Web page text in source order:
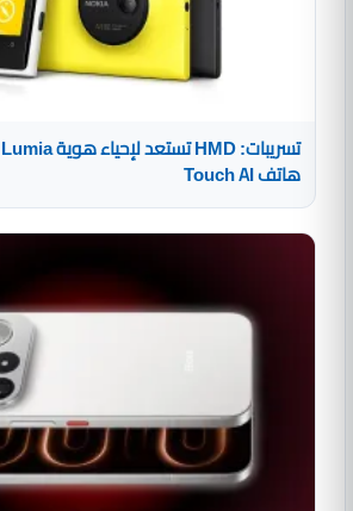
هاتف Touch AI